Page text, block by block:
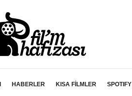
HABERLER KISA FİLMLER SPOTIFY